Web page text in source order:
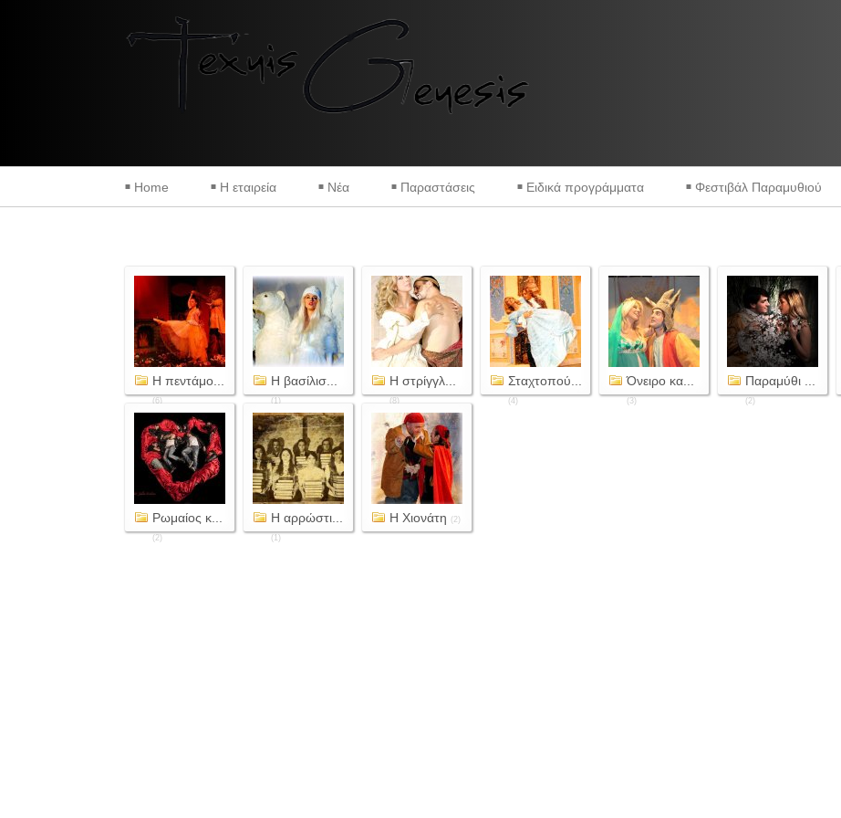
Home Η εταιρεία Νέα Παραστάσεις Ειδικά προγράμματα Φεστιβάλ Παραμυθιού
Η πεντάμο...
(6)
Η βασίλισ...
(1)
Η στρίγγλ...
(8)
Σταχτοπού...
(4)
Όνειρο κα...
(3)
Παραμύθι ...
(2)
Ρωμαίος κ...
(2)
Η αρρώστι...
(1)
Η Χιονάτη (2)